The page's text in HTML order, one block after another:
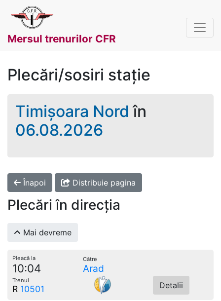
Mersul trenurilor CFR
Plecări/sosiri stație
Timișoara Nord în
06.08.2026
Înapoi Distribuie pagina
Plecări în direcția
Mai devreme
Pleacă la
10:04
Către
Arad
Trenul
R 10501 Detalii